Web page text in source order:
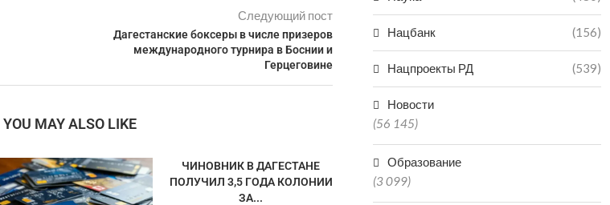
Следующий пост
Дагестанские боксеры в числе призеров
международного турнира в Боснии и
Герцеговине
YOU MAY ALSO LIKE
ЧИНОВНИК В ДАГЕСТАНЕ
ПОЛУЧИЛ 3,5 ГОДА КОЛОНИИ
ЗА...
Нацбанк (156)
Нацпроекты РД (539)
Новости
(56 145)
Образование
(3 099)